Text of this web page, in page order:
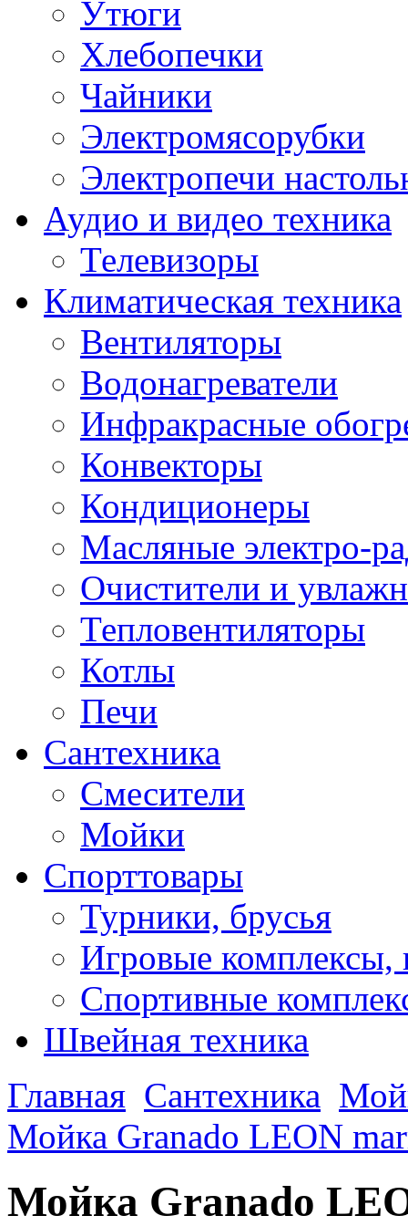
Утюги
Хлебопечки
Чайники
Электромясорубки
Электропечи
Аудио и видео техника
Телевизоры
Климатическая техника
Вентиляторы
Водонагреватели
Инфракрасные
Конвекторы
Кондиционеры
Масляные электро-
Очистители и
Тепловентиляторы
Котлы
Печи
Сантехника
Смесители
Мойки
Спорттовары
Турники, брусья
Игровые комплексы,
Спортивные
Швейная техника
Главная Сантехника
Мойка Granado LEON
Мойка Granado